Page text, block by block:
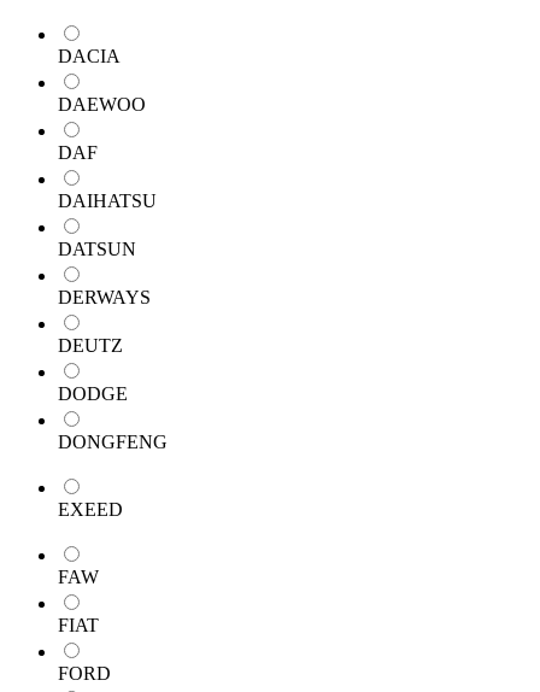
DACIA
DAEWOO
DAF
DAIHATSU
DATSUN
DERWAYS
DEUTZ
DODGE
DONGFENG
EXEED
FAW
FIAT
FORD